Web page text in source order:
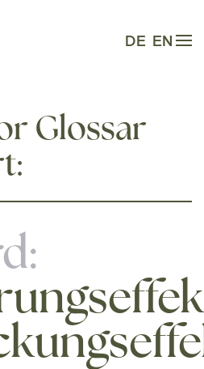
DE EN
Glossar